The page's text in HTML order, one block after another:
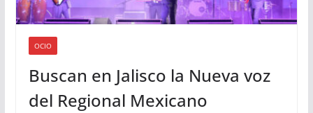
OCIO
Buscan en Jalisco la Nueva voz
del Regional Mexicano